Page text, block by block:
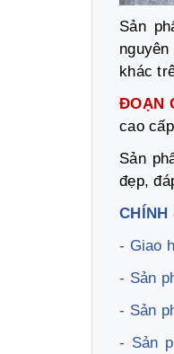
Sản
khác
ĐOẠN
cao
Sản
đẹp,
CHÍNH
- Giao
- Sản
- Sản
- Sản